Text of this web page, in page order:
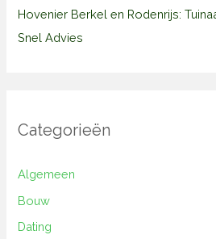
Hovenier Berkel en Rodenrijs:
Snel Advies
Categorieën
Algemeen
Bouw
Dating